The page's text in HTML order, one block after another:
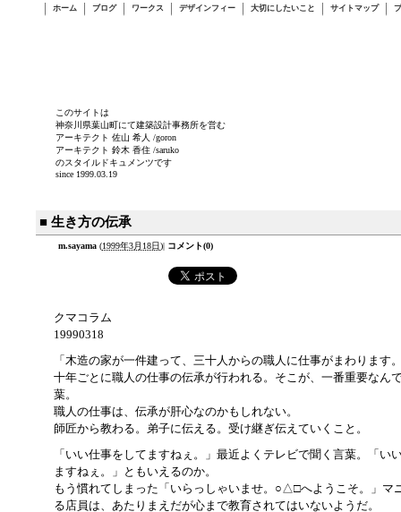
ホーム ブログ ワークス デザインフィー 大切にしたいこと サイトマップ
このサイトは
神奈川県葉山町にて建築設計事務所を営む
アーキテクト 佐山 希人 /goron
アーキテクト 鈴木 香住 /saruko
のスタイルドキュメンツです
since 1999.03.19
■ 生き方の伝承
m.sayama (1999年3月18日)| コメント(0)
クマコラム
19990318
「木造の家が一件建って、三十人からの職人に仕事がまわります
十年ごとに職人の仕事の伝承が行われる。そこが、一番重要なん
葉。
職人の仕事は、伝承が肝心なのかもしれない。
師匠から教わる。弟子に伝える。受け継ぎ伝えていくこと。
「いい仕事をしてますねぇ。」最近よくテレビで聞く言葉。「い
ますねぇ。」ともいえるのか。
もう慣れてしまった「いらっしゃいませ。○△□へようこそ。」マ
る店員は、あたりまえだが心まで教育されてはいないようだ。